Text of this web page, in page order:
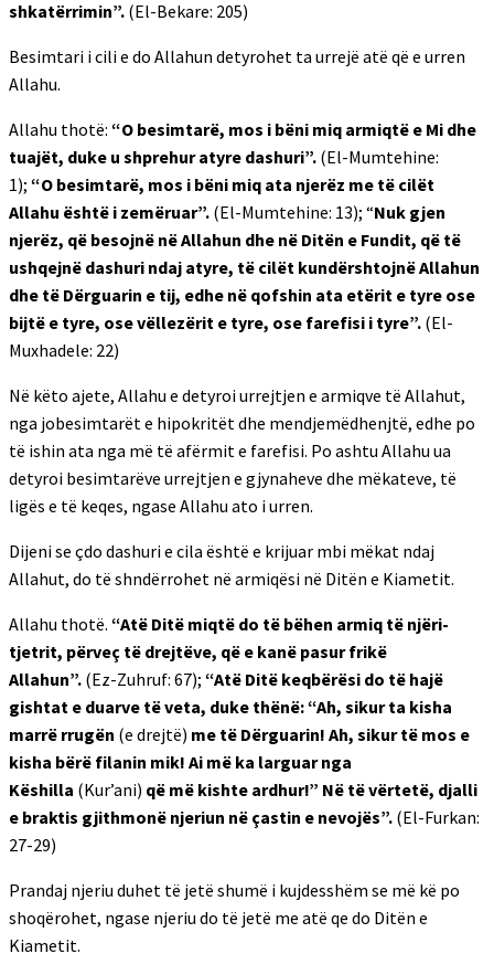
shkatërrimin”. (El-Bekare: 205)
Besimtari i cili e do Allahun detyrohet ta urrejë atë që e urren
Allahu.
Allahu thotë: “O besimtarë, mos i bëni miq armiqtë e Mi dhe
tuajët, duke u shprehur atyre dashuri”. (El-Mumtehine:
1); “O besimtarë, mos i bëni miq ata njerëz me të cilët
Allahu është i zemëruar”. (El-Mumtehine: 13); “Nuk gjen
njerëz, që besojnë në Allahun dhe në Ditën e Fundit, që të
ushqejnë dashuri ndaj atyre, të cilët kundërshtojnë Allahun
dhe të Dërguarin e tij, edhe në qofshin ata etërit e tyre ose
bijtë e tyre, ose vëllezërit e tyre, ose farefisi i tyre”. (El-
Muxhadele: 22)
Në këto ajete, Allahu e detyroi urrejtjen e armiqve të Allahut,
nga jobesimtarët e hipokritët dhe mendjemëdhenjtë, edhe po
të ishin ata nga më të afërmit e farefisi. Po ashtu Allahu ua
detyroi besimtarëve urrejtjen e gjynaheve dhe mëkateve, të
ligës e të keqes, ngase Allahu ato i urren.
Dijeni se çdo dashuri e cila është e krijuar mbi mëkat ndaj
Allahut, do të shndërrohet në armiqësi në Ditën e Kiametit.
Allahu thotë. “Atë Ditë miqtë do të bëhen armiq të njëri-
tjetrit, përveç të drejtëve, që e kanë pasur frikë
Allahun”. (Ez-Zuhruf: 67); “Atë Ditë keqbërësi do të hajë
gishtat e duarve të veta, duke thënë: “Ah, sikur ta kisha
marrë rrugën (e drejtë) me të Dërguarin! Ah, sikur të mos e
kisha bërë filanin mik! Ai më ka larguar nga
Këshilla (Kur’ani) që më kishte ardhur!” Në të vërtetë, djalli
e braktis gjithmonë njeriun në çastin e nevojës”. (El-Furkan:
27-29)
Prandaj njeriu duhet të jetë shumë i kujdesshëm se më kë po
shoqërohet, ngase njeriu do të jetë me atë qe do Ditën e
Kiametit.